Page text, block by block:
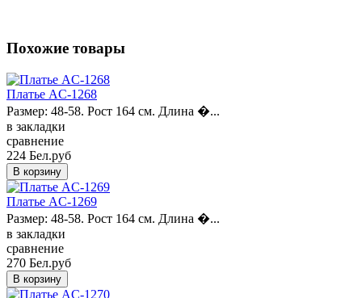
Похожие товары
Платье AC-1268
Размер: 48-58. Рост 164 см. Длина �...
в закладки
сравнение
224 Бел.руб
Платье AC-1269
Размер: 48-58. Рост 164 см. Длина �...
в закладки
сравнение
270 Бел.руб